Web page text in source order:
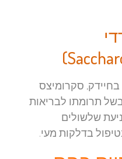
סקרומיצס
תרומתו לבריאות
שלשולים
בדלקות מעי.